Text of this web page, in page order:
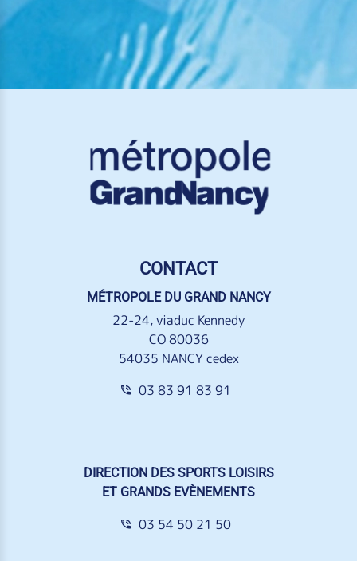
CONTACT
MÉTROPOLE DU GRAND NANCY
22-24, viaduc Kennedy
CO 80036
54035 NANCY cedex
03 83 91 83 91
DIRECTION DES SPORTS LOISIRS
ET GRANDS EVÈNEMENTS
03 54 50 21 50